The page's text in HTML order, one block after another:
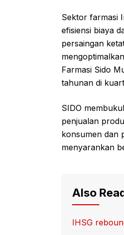
Sektor farmasi
efisiensi biaya
persaingan
Farmasi Sido
tahunan di
SIDO
penjualan
konsumen dan
menyarankan
Also
IHSG